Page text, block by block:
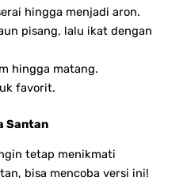
hingga menjadi aron.
pisang, lalu ikat dengan
hingga matang.
favorit.
Santan
tetap menikmati
bisa mencoba versi ini!